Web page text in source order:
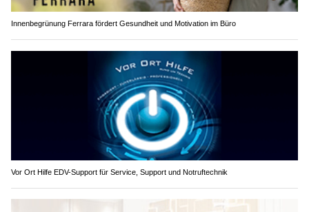
Innenbegrünung Ferrara fördert Gesundheit und Motivation im Büro
Vor Ort Hilfe EDV-Support für Service, Support und Notruftechnik